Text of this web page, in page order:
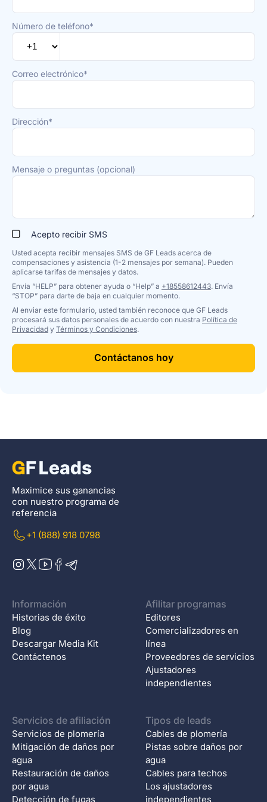
Número de teléfono*
Correo electrónico*
Dirección*
Mensaje o preguntas (opcional)
Acepto recibir SMS
Usted acepta recibir mensajes SMS de GF Leads acerca de
compensaciones y asistencia (1-2 mensajes por semana). Pueden
aplicarse tarifas de mensajes y datos.
Envía “HELP” para obtener ayuda o “Help” a +18558612443. Envía
“STOP” para darte de baja en cualquier momento.
Al enviar este formulario, usted también reconoce que GF Leads
procesará sus datos personales de acuerdo con nuestra Política de
Privacidad y Términos y Condiciones.
Contáctanos hoy
Maximice sus ganancias
con nuestro programa de
referencia
+1 (888) 918 0798
Información
Historias de éxito
Blog
Descargar Media Kit
Contáctenos
Afilitar programas
Editores
Comercializadores en
línea
Proveedores de servicios
Ajustadores
independientes
Servicios de afiliación
Servicios de plomería
Mitigación de daños por
agua
Restauración de daños
por agua
Detección de fugas
Tipos de leads
Cables de plomería
Pistas sobre daños por
agua
Cables para techos
Los ajustadores
independientes